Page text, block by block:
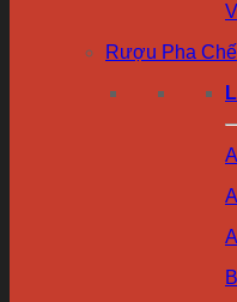
Rượu Pha Chế